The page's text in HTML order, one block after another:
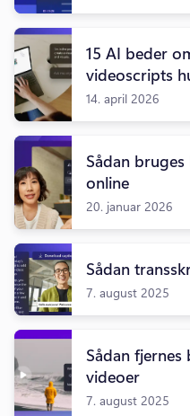
15 AI beder
videoscripts
14. april 2026
Sådan
online
20. januar 2026
Sådan
7. august 2025
Sådan
videoer
7. august 2025